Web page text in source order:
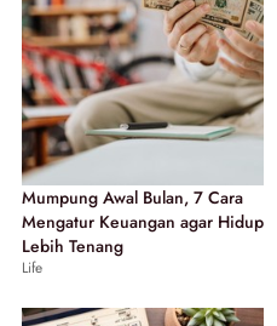
Mumpung Awal Bulan, 7 Cara
Mengatur Keuangan agar Hidup
Lebih Tenang
Life